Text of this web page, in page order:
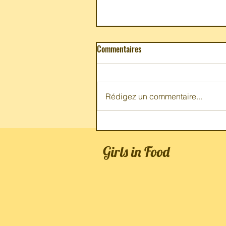
Commentaires
Rédigez un commentaire...
Girls in Food